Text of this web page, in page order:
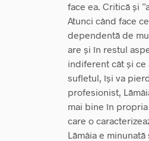
face ea. Critică și
Atunci când face
dependentă de
are și în restul
indiferent cât și ce
sufletul, își va
profesionist,
mai bine în
care o
Lămâia e